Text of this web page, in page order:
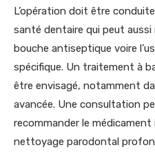
L’opération doit être
santé dentaire qui peut aussi
bouche antiseptique voire
spécifique. Un traitement à
être envisagé, notamment
avancée. Une consultation
recommander le médicament
nettoyage parodontal